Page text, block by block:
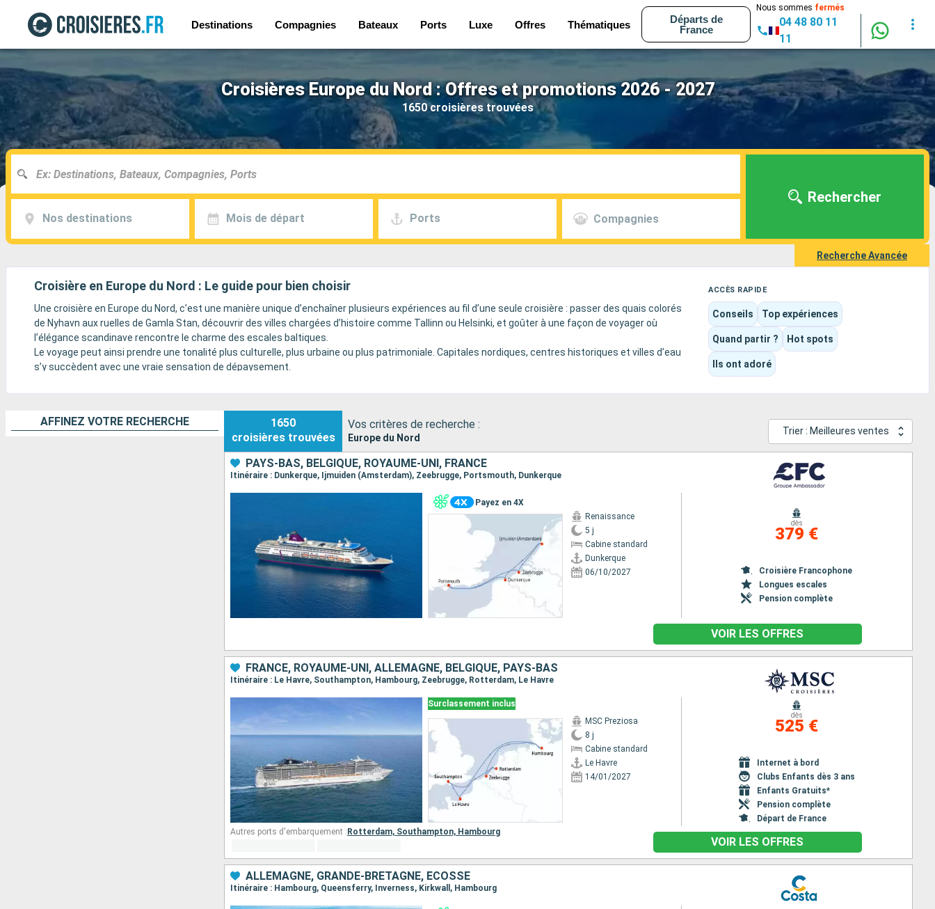
Destinations Compagnies Bateaux Ports Luxe Offres Thématiques
Départs de
France
Nous sommes fermés
04 48 80 11
11
Croisières Europe du Nord : Offres et promotions 2026 - 2027
1650 croisières trouvées
Nos destinations Mois de départ Ports Compagnies
Rechercher
Recherche Avancée
Croisière en Europe du Nord : Le guide pour bien choisir
Une croisière en Europe du Nord, c’est une manière unique d’enchaîner plusieurs expériences au fil d’une seule croisière : passer des quais colorés
de Nyhavn aux ruelles de Gamla Stan, découvrir des villes chargées d’histoire comme Tallinn ou Helsinki, et goûter à une façon de voyager où
l’élégance scandinave rencontre le charme des escales baltiques.
Le voyage peut ainsi prendre une tonalité plus culturelle, plus urbaine ou plus patrimoniale. Capitales nordiques, centres historiques et villes d’eau
s’y succèdent avec une vraie sensation de dépaysement.
ACCÈS RAPIDE
Conseils Top expériences
Quand partir ? Hot spots
Ils ont adoré
AFFINEZ VOTRE RECHERCHE
1650
croisières trouvées
Vos critères de recherche :
Europe du Nord
Trier : Meilleures ventes
PAYS-BAS, BELGIQUE, ROYAUME-UNI, FRANCE
Itinéraire : Dunkerque, Ijmuiden (Amsterdam), Zeebrugge, Portsmouth, Dunkerque
Payez en 4X
Renaissance
5 j
Cabine standard
Dunkerque
06/10/2027
dès
379 €
Croisière Francophone
Longues escales
Pension complète
VOIR LES OFFRES
FRANCE, ROYAUME-UNI, ALLEMAGNE, BELGIQUE, PAYS-BAS
Itinéraire : Le Havre, Southampton, Hambourg, Zeebrugge, Rotterdam, Le Havre
Surclassement inclus
MSC Preziosa
8 j
Cabine standard
Le Havre
14/01/2027
dès
525 €
Internet à bord
Clubs Enfants dès 3 ans
Enfants Gratuits*
Pension complète
Départ de France
Autres ports d'embarquement : Rotterdam, Southampton, Hambourg
VOIR LES OFFRES
ALLEMAGNE, GRANDE-BRETAGNE, ECOSSE
Itinéraire : Hambourg, Queensferry, Inverness, Kirkwall, Hambourg